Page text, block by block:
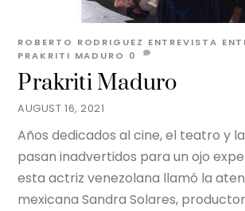
AUGUST 16, 2021
Prakriti Maduro
ROBERTO RODRIGUEZ ENTREVISTA
PRAKRITI MADURO 0
Años dedicados al cine, el teatro y
pasan inadvertidos para un ojo
esta actriz venezolana llamó la
mexicana Sandra Solares,